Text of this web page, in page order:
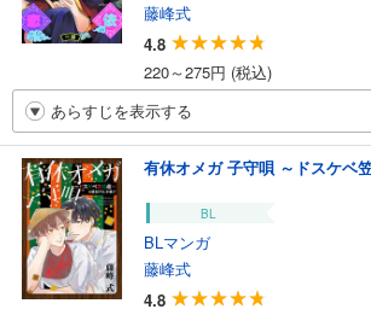
藤峰式
4.8
220～275円 (税込)
あらすじを表示する
有休オメガ 子守唄 ～ドスケベ
BL
BLマンガ
藤峰式
4.8